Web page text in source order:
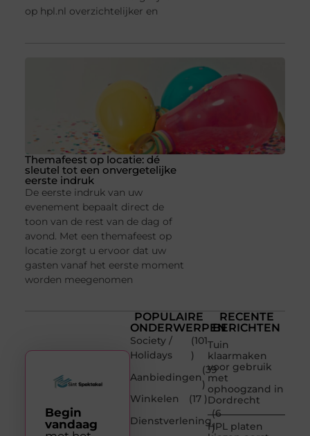
op hpl.nl overzichtelijker en
Themafeest op locatie: dé
sleutel tot een onvergetelijke
eerste indruk
De eerste indruk van uw
evenement bepaalt direct de
toon van de rest van de dag of
avond. Met een themafeest op
locatie zorgt u ervoor dat uw
gasten vanaf het eerste moment
worden meegenomen
POPULAIRE
ONDERWERPEN
Society /
Holidays
(101
)
Aanbiedingen
(39
)
Winkelen
(17 )
Dienstverlening
(6
)
RECENTE
BERICHTEN
Tuin
klaarmaken
voor gebruik
met
ophoogzand in
Dordrecht
HPL platen
Begin
vandaag